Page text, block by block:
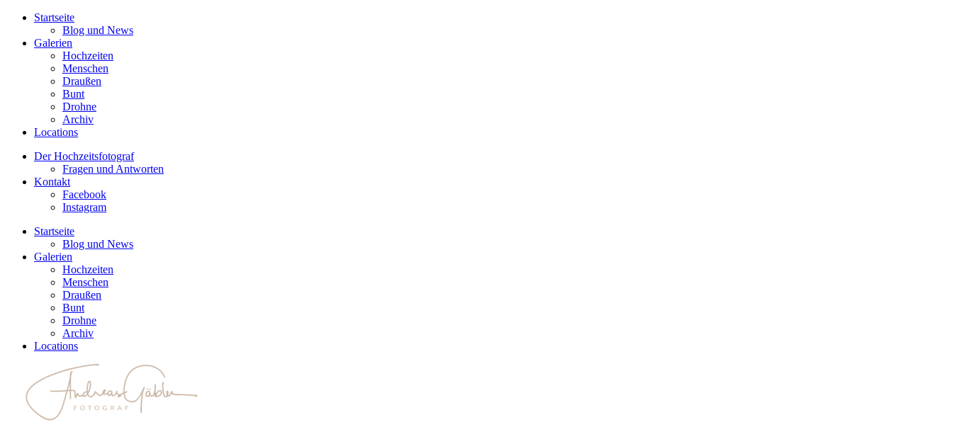
Startseite
Blog und News
Galerien
Hochzeiten
Menschen
Draußen
Bunt
Drohne
Archiv
Locations
Der Hochzeitsfotograf
Fragen und Antworten
Kontakt
Facebook
Instagram
Startseite
Blog und News
Galerien
Hochzeiten
Menschen
Draußen
Bunt
Drohne
Archiv
Locations